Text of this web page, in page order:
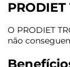
O PRODIET
não